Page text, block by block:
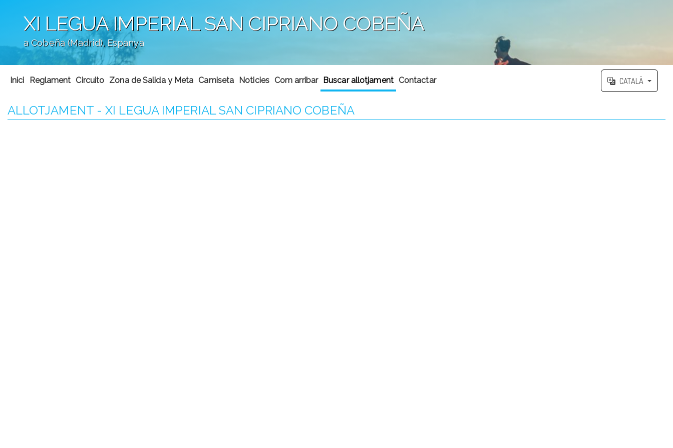
XI LEGUA IMPERIAL SAN CIPRIANO COBEÑA
a Cobeña (Madrid), Espanya
Inici Reglament Circuito Zona de Salida y Meta Camiseta Noticies Com arribar Buscar allotjament Contactar CATALÀ
ALLOTJAMENT - XI LEGUA IMPERIAL SAN CIPRIANO COBEÑA